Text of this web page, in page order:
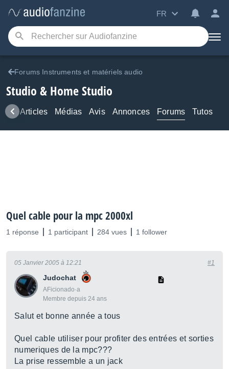
FR
Forums Instruments et matériels audio
Studio & Home Studio
Articles Médias Avis Annonces Forums Tutos
Quel cable pour la mpc 2000xl
1 réponse 1 participant 284 vues 1 follower
Judochat
AFicionado·a
Membre depuis 24 ans
05 Janvier 2005 à 12:21 #1
Salut et bonne année a tous
Quel cable utiliser pour profiter des entrées et sorties
numeriques de la mpc???
La prise ressemble a un jack